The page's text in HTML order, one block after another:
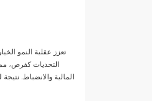
تعزز عقلية النمو
التحديات كفرص،
المالية والانضباط.